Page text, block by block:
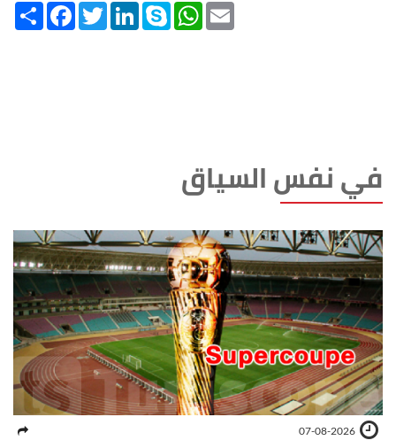
Share FacebookTwitterLinkedInSkype WhatsApp
في نفس السياق
07-08-2026